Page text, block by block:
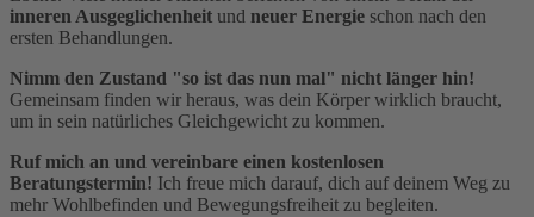
inneren Ausgeglichenheit und neuer Energie schon nach den
ersten Behandlungen.
Nimm den Zustand "so ist das nun mal" nicht länger hin!
Gemeinsam finden wir heraus, was dein Körper wirklich braucht,
um in sein natürliches Gleichgewicht zu kommen.
Ruf mich an und vereinbare einen kostenlosen
Beratungstermin! Ich freue mich darauf, dich auf deinem Weg zu
mehr Wohlbefinden und Bewegungsfreiheit zu begleiten.